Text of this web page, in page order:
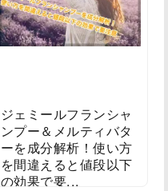
ジェミールフランシャ
ンプー＆メルティバタ
ーを成分解析！使い方
を間違えると値段以下
の効果で要...